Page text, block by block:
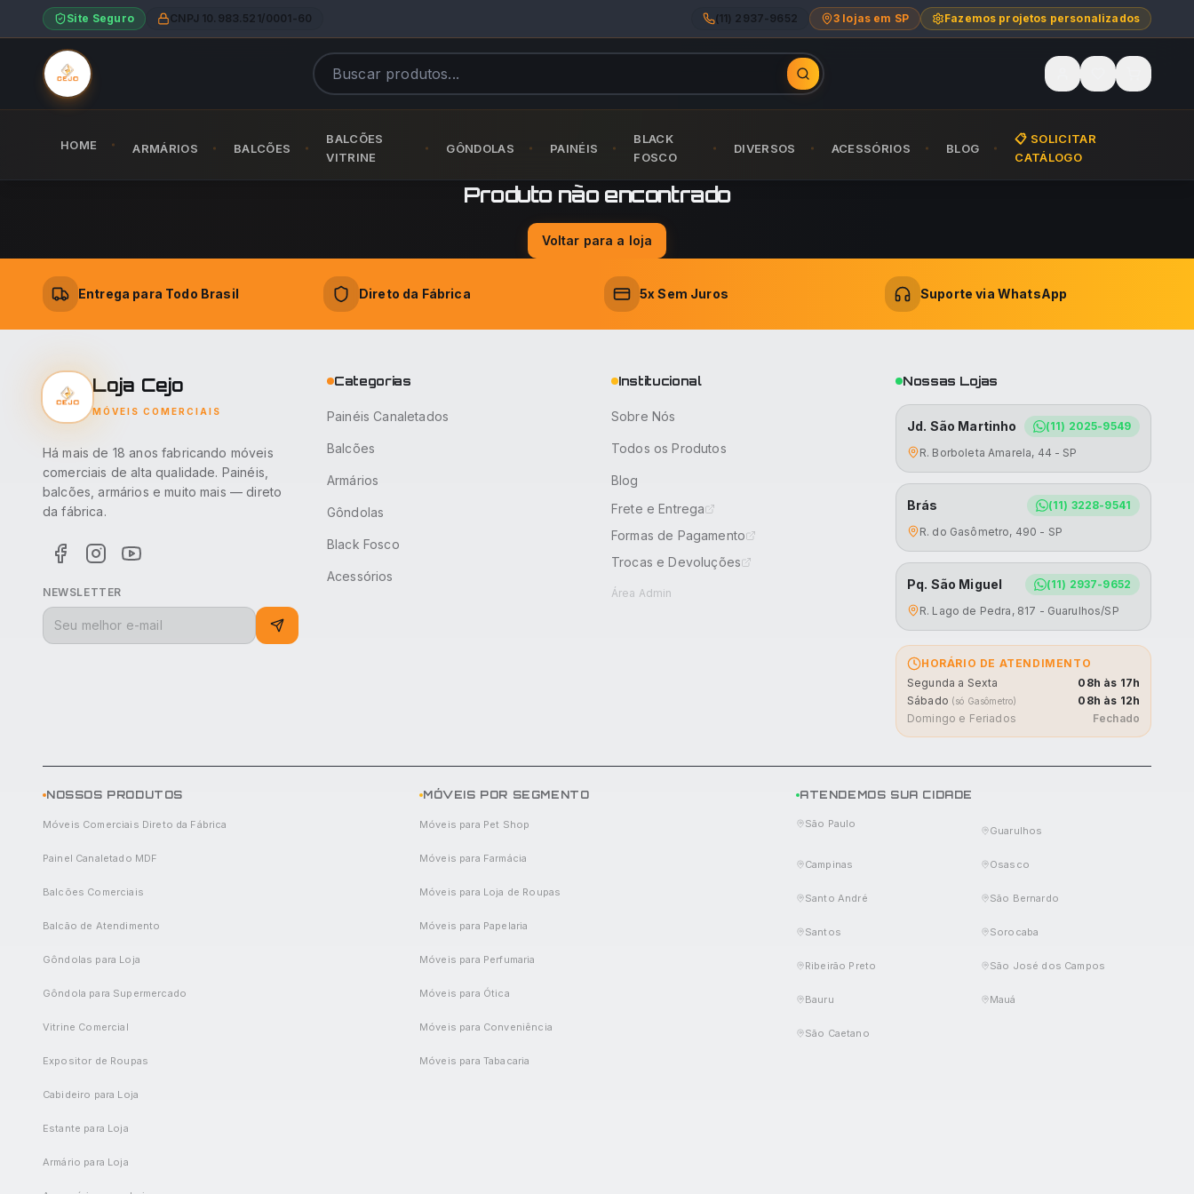
Site Seguro CNPJ 10.983.521/0001-60 (11) 2937-9652 3 lojas em SP Fazemos projetos personalizados
HOME ARMÁRIOS BALCÕES
BALCÕES
VITRINE
GÔNDOLAS PAINÉIS
BLACK
FOSCO
DIVERSOS ACESSÓRIOS BLOG
📋 SOLICITAR
CATÁLOGO
Produto não encontrado
Voltar para a loja
Entrega para Todo Brasil Direto da Fábrica 5x Sem Juros Suporte via WhatsApp
Loja Cejo
MÓVEIS COMERCIAIS
Há mais de 18 anos fabricando móveis
comerciais de alta qualidade. Painéis,
balcões, armários e muito mais — direto
da fábrica.
NEWSLETTER
Categorias
Painéis Canaletados
Balcões
Armários
Gôndolas
Black Fosco
Acessórios
Institucional
Sobre Nós
Todos os Produtos
Blog
Frete e Entrega
Formas de Pagamento
Trocas e Devoluções
Área Admin
Nossas Lojas
Jd. São Martinho
(11) 2025-9549
R. Borboleta Amarela, 44 - SP
Brás
(11) 3228-9541
R. do Gasômetro, 490 - SP
Pq. São Miguel
(11) 2937-9652
R. Lago de Pedra, 817 - Guarulhos/SP
HORÁRIO DE ATENDIMENTO
Segunda a Sexta
08h às 17h
Sábado (só Gasômetro)
08h às 12h
Domingo e Feriados
Fechado
NOSSOS PRODUTOS
Móveis Comerciais Direto da Fábrica
Painel Canaletado MDF
Balcões Comerciais
Balcão de Atendimento
Gôndolas para Loja
Gôndola para Supermercado
Vitrine Comercial
Expositor de Roupas
Cabideiro para Loja
Estante para Loja
Armário para Loja
MÓVEIS POR SEGMENTO
Móveis para Pet Shop
Móveis para Farmácia
Móveis para Loja de Roupas
Móveis para Papelaria
Móveis para Perfumaria
Móveis para Ótica
Móveis para Conveniência
Móveis para Tabacaria
ATENDEMOS SUA CIDADE
São Paulo
Guarulhos
Campinas Osasco
Santo André São Bernardo
Santos Sorocaba
Ribeirão Preto São José dos Campos
Bauru Mauá
São Caetano